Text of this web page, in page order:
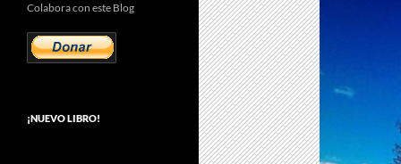
Colabora con este Blog
¡NUEVO LIBRO!